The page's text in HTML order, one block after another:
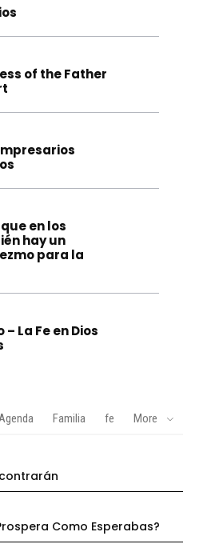
of the Father
en los
hay un
para la
La Fe en Dios
Familia fe More
Como Esperabas?